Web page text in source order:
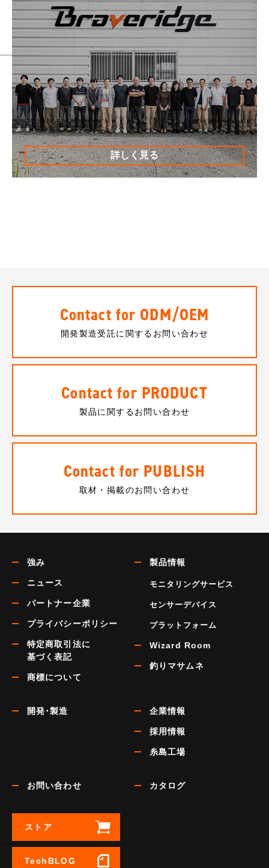
詳しく見る
Contact for ODM/OEM
開発製造受託に関するお問い合わせ
Contact for PRODUCT
製品に関するお問い合わせ
Contact for PUBLISH
取材・掲載のお問い合わせ
強み
ニュース
パートナー企業
プライバシーポリシー
特定商取引法に
基づく表記
商標について
製品情報
モニタリングサービス
センサーデバイス
プラットフォーム
Wizard Room
釣りマサムネ
開発･製造 企業情報
採用情報
糸島工場
お問い合わせ カタログ
ストア
TechBLOG